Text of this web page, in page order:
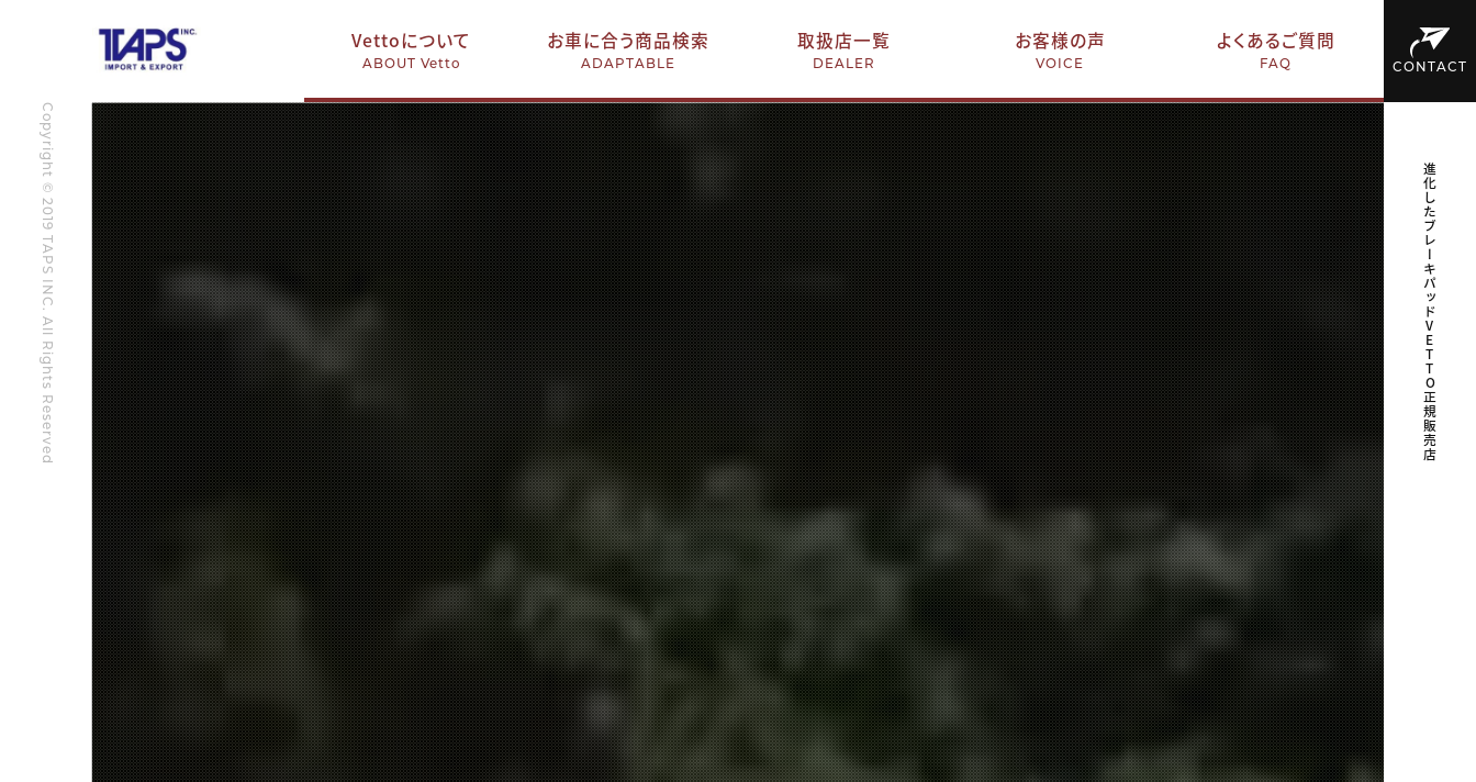
Vettoについて
ABOUT Vetto
お車に合う商品検索
ADAPTABLE
取扱店一覧
DEALER
お客様の声
VOICE
よくあるご質問
FAQ
Copyright © 2019 TAPS INC. All Rights Reserved
CONTACT
進化したブレーキパッドVETTO正規販売店